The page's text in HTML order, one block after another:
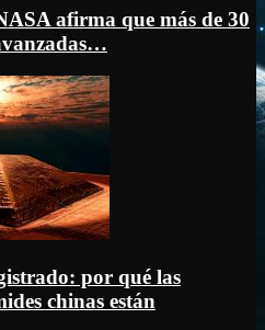
afirma que más de 30
por qué las
chinas están